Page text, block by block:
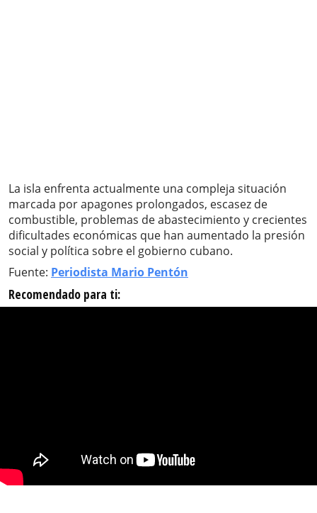
La isla enfrenta actualmente una compleja situación
marcada por apagones prolongados, escasez de
combustible, problemas de abastecimiento y crecientes
dificultades económicas que han aumentado la presión
social y política sobre el gobierno cubano.
Fuente: Periodista Mario Pentón
Recomendado para ti: